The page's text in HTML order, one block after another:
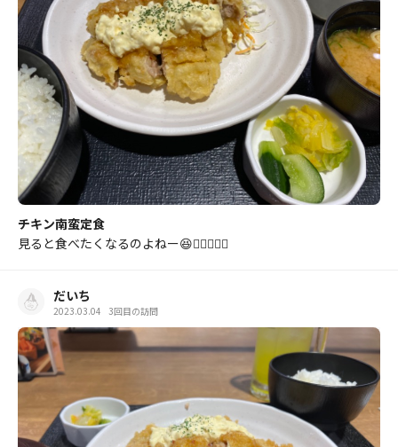
チキン南蛮定食
見ると食べたくなるのよねー😆👍🏻✨✨✨
だいち
2023.03.04 3回目の訪問